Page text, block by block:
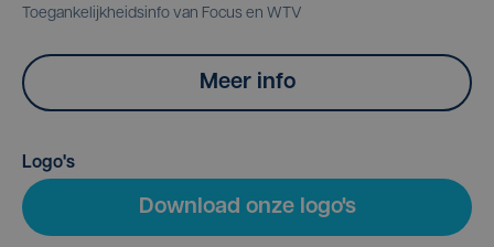
Toegankelijkheidsinfo van Focus en WTV
Meer info
Logo's
Download onze logo's